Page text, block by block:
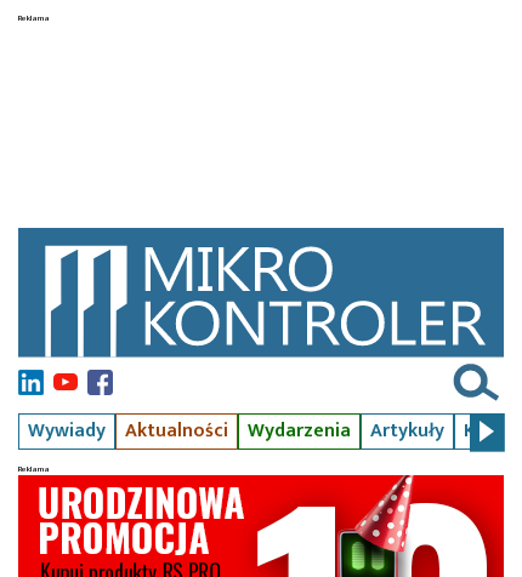
Wywiady Aktualności Wydarzenia Artykuły Kursy